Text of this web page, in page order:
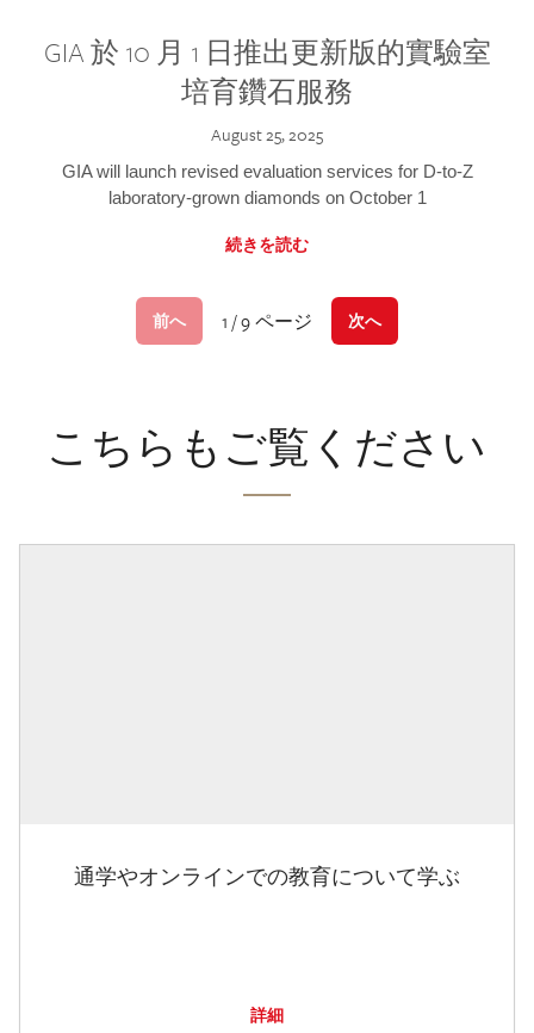
GIA 於 10 月 1 日推出更新版的實驗室
培育鑽石服務
August 25, 2025
GIA will launch revised evaluation services for D-to-Z
laboratory-grown diamonds on October 1
続きを読む
前へ 1 / 9 ページ 次へ
こちらもご覧ください
通学やオンラインでの教育について学ぶ
詳細